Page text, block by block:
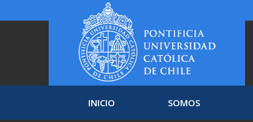
INICIO SOMOS